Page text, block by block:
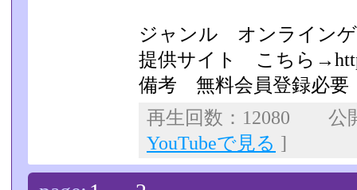
ジャンル オンライン
提供サイト こちら
備考 無料会員登録必要
再生回数：12080 公
YouTubeで見る ]